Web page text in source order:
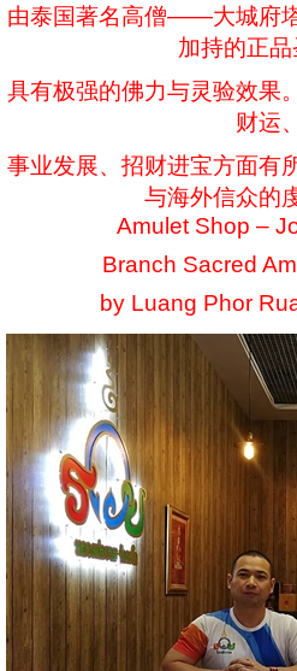
由泰国著名高僧——大城府
加持的正品
具有极强的佛力与灵验效果
财运、
事业发展、招财进宝方面有
与海外信众的
Amulet Shop –
Branch Sacred
by Luang Phor